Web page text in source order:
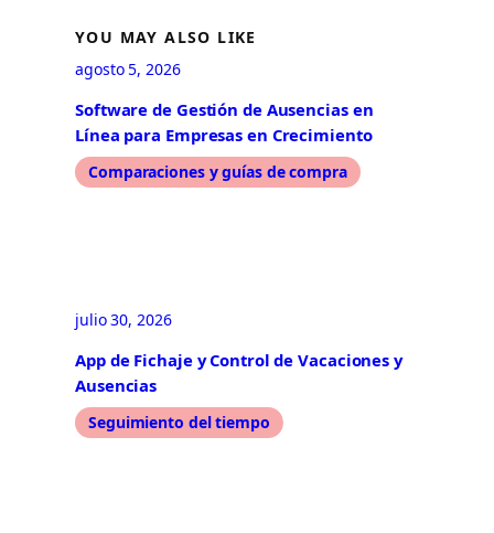
YOU MAY ALSO LIKE
agosto 5, 2026
Software de Gestión de Ausencias en
Línea para Empresas en Crecimiento
Comparaciones y guías de compra
julio 30, 2026
App de Fichaje y Control de Vacaciones y
Ausencias
Seguimiento del tiempo